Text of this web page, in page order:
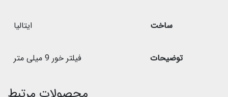
ساخت ایتالیا
توضیحات فیلتر خور 9 میلی متر